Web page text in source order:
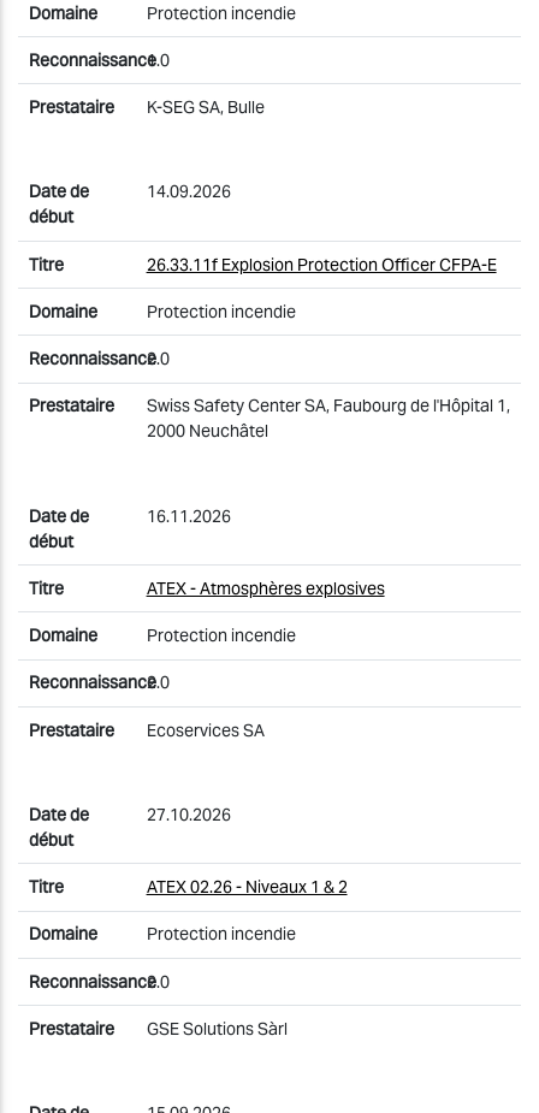
Protection incendie
1.0
K-SEG SA, Bulle
14.09.2026
26.33.11f Explosion Protection Officer CFPA-E
Protection incendie
2.0
Swiss Safety Center SA, Faubourg de l'Hôpital 1,
2000 Neuchâtel
16.11.2026
ATEX - Atmosphères explosives
Protection incendie
2.0
Ecoservices SA
27.10.2026
ATEX 02.26 - Niveaux 1 & 2
Protection incendie
2.0
GSE Solutions Sàrl